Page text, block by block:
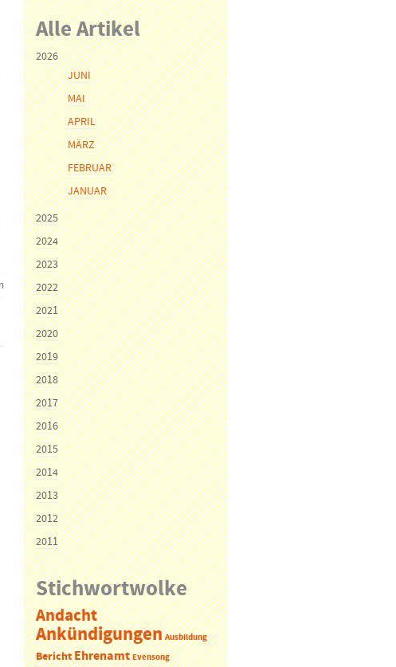
Alle Artikel
2026
JUNI
MAI
APRIL
MÄRZ
FEBRUAR
JANUAR
2025
2024
2023
2022
2021
2020
2019
2018
2017
2016
2015
2014
2013
2012
2011
Stichwortwolke
Andacht
Ankündigungen Ausbildung
Bericht Ehrenamt Evensong